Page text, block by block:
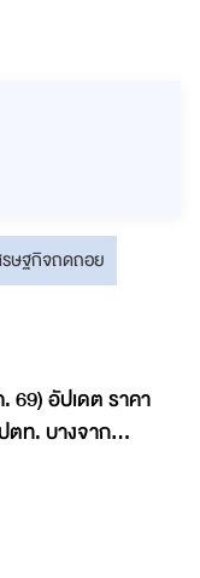
รษฐกิจถดถอย
69) อัปเดต ราคา
ตท. บางจาก